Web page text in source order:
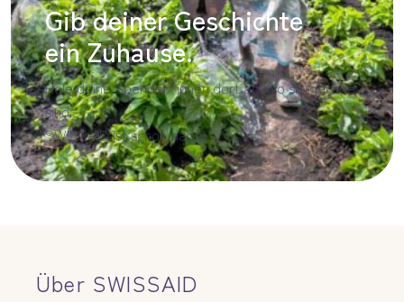
Gib deiner Geschichte
ein Zuhause.
Hole deine Spender*innen dort ab, wo sie gerade
sind.
SWISSAID ist schon dabei.
Über SWISSAID